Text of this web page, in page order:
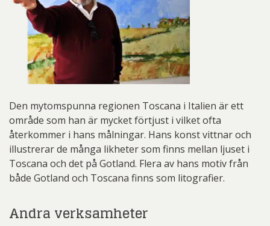
Den mytomspunna regionen Toscana i Italien är ett
område som han är mycket förtjust i vilket ofta
återkommer i hans målningar. Hans konst vittnar och
illustrerar de många likheter som finns mellan ljuset i
Toscana och det på Gotland. Flera av hans motiv från
både Gotland och Toscana finns som litografier.
Andra verksamheter